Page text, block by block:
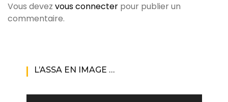
Vous devez vous connecter pour publier un
commentaire.
L’ASSA EN IMAGE …